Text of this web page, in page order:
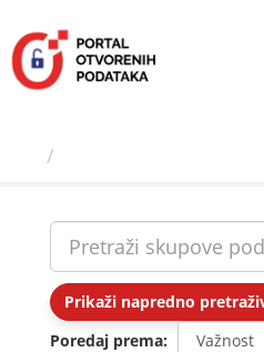
sadržaj
Prikaži napredno
Poredaj prema